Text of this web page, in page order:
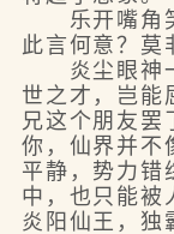
乐开嘴角笑
此言何意？莫
炎尘眼神一
世之才，岂能
兄这个朋友罢
你，仙界并不
平静，势力错
中，也只能被
炎阳仙王，独